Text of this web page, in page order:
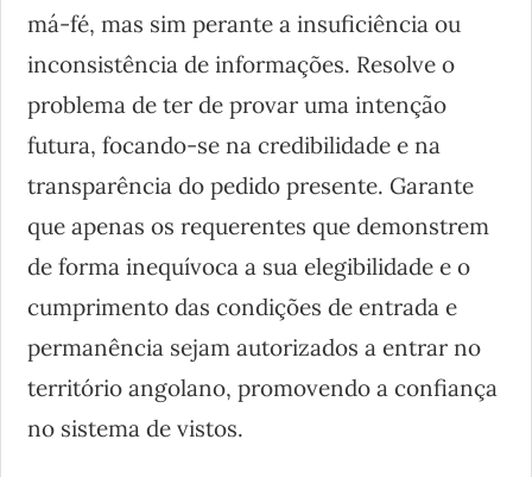
má-fé, mas sim perante a insuficiência ou
inconsistência de informações. Resolve o
problema de ter de provar uma intenção
futura, focando-se na credibilidade e na
transparência do pedido presente. Garante
que apenas os requerentes que demonstrem
de forma inequívoca a sua elegibilidade e o
cumprimento das condições de entrada e
permanência sejam autorizados a entrar no
território angolano, promovendo a confiança
no sistema de vistos.